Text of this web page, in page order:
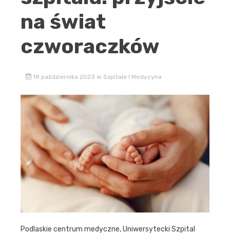
na świat
czworaczków
18 października 2023 w Szpitale I Medycyna
Podlaskie centrum medyczne, Uniwersytecki Szpital